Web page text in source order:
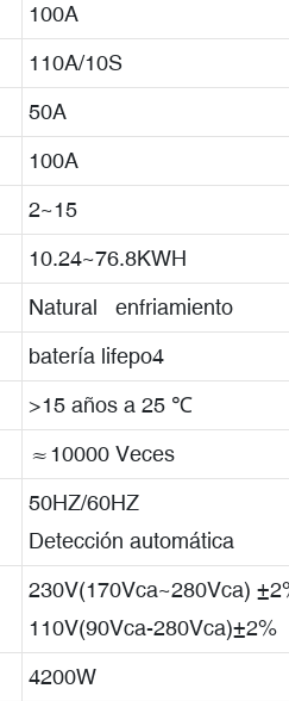
100A
110A/10S
50A
100A
2~15
10.24~76.8KWH
Natural enfriamiento
batería lifepo4
>15 años a 25 ℃
≈10000 Veces
50HZ/60HZ
Detección automática
230V(170Vca~280Vca)
110V(90Vca-280Vca)±2%
4200W